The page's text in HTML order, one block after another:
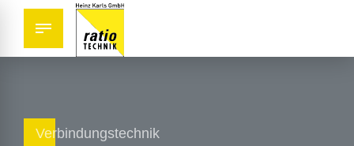
Verbindungstechnik